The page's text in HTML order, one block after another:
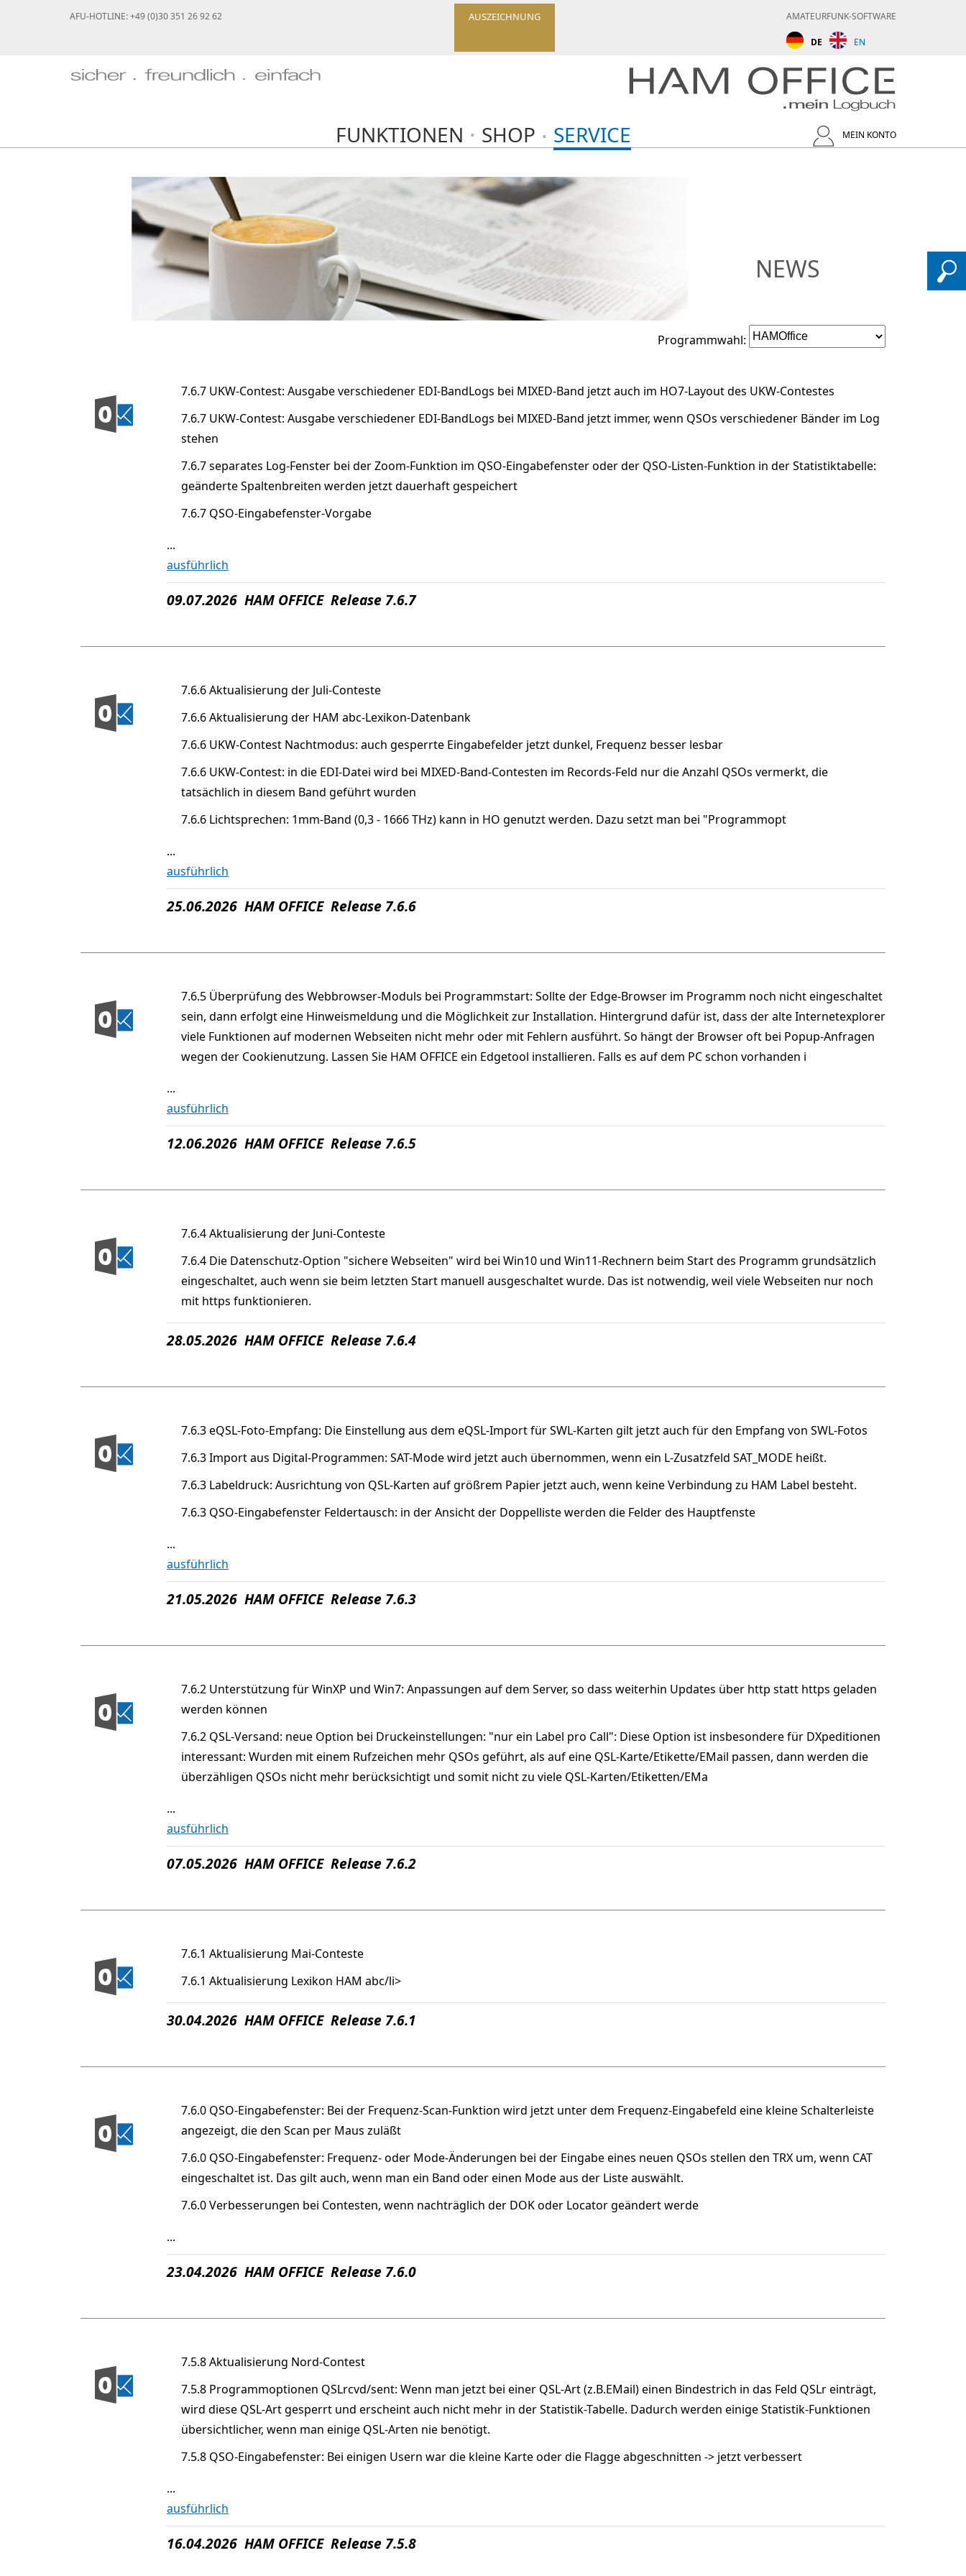
AFU-HOTLINE: +49 (0)30 351 26 92 62 AUSZEICHNUNG AMATEURFUNK-SOFTWARE
DE EN
MEIN KONTO
FUNKTIONEN SHOP SERVICE
NEWS
Programmwahl:
7.6.7 UKW-Contest: Ausgabe verschiedener EDI-BandLogs bei MIXED-Band jetzt auch im HO7-Layout des UKW-Contestes
7.6.7 UKW-Contest: Ausgabe verschiedener EDI-BandLogs bei MIXED-Band jetzt immer, wenn QSOs verschiedener Bänder im Log
stehen
7.6.7 separates Log-Fenster bei der Zoom-Funktion im QSO-Eingabefenster oder der QSO-Listen-Funktion in der Statistiktabelle:
geänderte Spaltenbreiten werden jetzt dauerhaft gespeichert
7.6.7 QSO-Eingabefenster-Vorgabe
...
ausführlich
09.07.2026 HAM OFFICE Release 7.6.7
7.6.6 Aktualisierung der Juli-Conteste
7.6.6 Aktualisierung der HAM abc-Lexikon-Datenbank
7.6.6 UKW-Contest Nachtmodus: auch gesperrte Eingabefelder jetzt dunkel, Frequenz besser lesbar
7.6.6 UKW-Contest: in die EDI-Datei wird bei MIXED-Band-Contesten im Records-Feld nur die Anzahl QSOs vermerkt, die
tatsächlich in diesem Band geführt wurden
7.6.6 Lichtsprechen: 1mm-Band (0,3 - 1666 THz) kann in HO genutzt werden. Dazu setzt man bei "Programmopt
...
ausführlich
25.06.2026 HAM OFFICE Release 7.6.6
7.6.5 Überprüfung des Webbrowser-Moduls bei Programmstart: Sollte der Edge-Browser im Programm noch nicht eingeschaltet
sein, dann erfolgt eine Hinweismeldung und die Möglichkeit zur Installation. Hintergrund dafür ist, dass der alte Internetexplorer
viele Funktionen auf modernen Webseiten nicht mehr oder mit Fehlern ausführt. So hängt der Browser oft bei Popup-Anfragen
wegen der Cookienutzung. Lassen Sie HAM OFFICE ein Edgetool installieren. Falls es auf dem PC schon vorhanden i
...
ausführlich
12.06.2026 HAM OFFICE Release 7.6.5
7.6.4 Aktualisierung der Juni-Conteste
7.6.4 Die Datenschutz-Option "sichere Webseiten" wird bei Win10 und Win11-Rechnern beim Start des Programm grundsätzlich
eingeschaltet, auch wenn sie beim letzten Start manuell ausgeschaltet wurde. Das ist notwendig, weil viele Webseiten nur noch
mit https funktionieren.
28.05.2026 HAM OFFICE Release 7.6.4
7.6.3 eQSL-Foto-Empfang: Die Einstellung aus dem eQSL-Import für SWL-Karten gilt jetzt auch für den Empfang von SWL-Fotos
7.6.3 Import aus Digital-Programmen: SAT-Mode wird jetzt auch übernommen, wenn ein L-Zusatzfeld SAT_MODE heißt.
7.6.3 Labeldruck: Ausrichtung von QSL-Karten auf größrem Papier jetzt auch, wenn keine Verbindung zu HAM Label besteht.
7.6.3 QSO-Eingabefenster Feldertausch: in der Ansicht der Doppelliste werden die Felder des Hauptfenste
...
ausführlich
21.05.2026 HAM OFFICE Release 7.6.3
7.6.2 Unterstützung für WinXP und Win7: Anpassungen auf dem Server, so dass weiterhin Updates über http statt https geladen
werden können
7.6.2 QSL-Versand: neue Option bei Druckeinstellungen: "nur ein Label pro Call": Diese Option ist insbesondere für DXpeditionen
interessant: Wurden mit einem Rufzeichen mehr QSOs geführt, als auf eine QSL-Karte/Etikette/EMail passen, dann werden die
überzähligen QSOs nicht mehr berücksichtigt und somit nicht zu viele QSL-Karten/Etiketten/EMa
...
ausführlich
07.05.2026 HAM OFFICE Release 7.6.2
7.6.1 Aktualisierung Mai-Conteste
7.6.1 Aktualisierung Lexikon HAM abc/li>
30.04.2026 HAM OFFICE Release 7.6.1
7.6.0 QSO-Eingabefenster: Bei der Frequenz-Scan-Funktion wird jetzt unter dem Frequenz-Eingabefeld eine kleine Schalterleiste
angezeigt, die den Scan per Maus zuläßt
7.6.0 QSO-Eingabefenster: Frequenz- oder Mode-Änderungen bei der Eingabe eines neuen QSOs stellen den TRX um, wenn CAT
eingeschaltet ist. Das gilt auch, wenn man ein Band oder einen Mode aus der Liste auswählt.
7.6.0 Verbesserungen bei Contesten, wenn nachträglich der DOK oder Locator geändert werde
...
23.04.2026 HAM OFFICE Release 7.6.0
7.5.8 Aktualisierung Nord-Contest
7.5.8 Programmoptionen QSLrcvd/sent: Wenn man jetzt bei einer QSL-Art (z.B.EMail) einen Bindestrich in das Feld QSLr einträgt,
wird diese QSL-Art gesperrt und erscheint auch nicht mehr in der Statistik-Tabelle. Dadurch werden einige Statistik-Funktionen
übersichtlicher, wenn man einige QSL-Arten nie benötigt.
7.5.8 QSO-Eingabefenster: Bei einigen Usern war die kleine Karte oder die Flagge abgeschnitten -> jetzt verbessert
...
ausführlich
16.04.2026 HAM OFFICE Release 7.5.8